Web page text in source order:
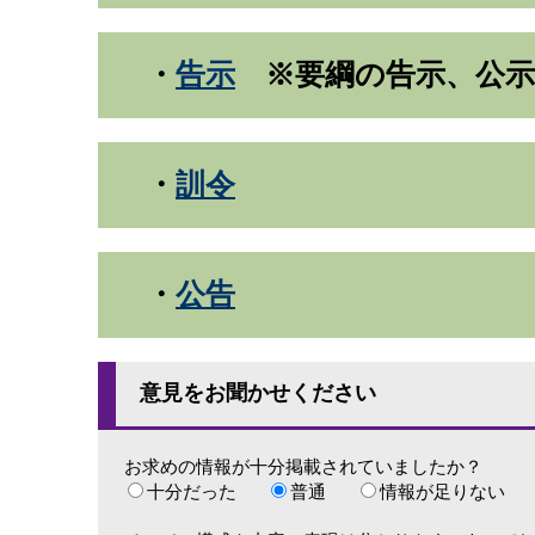
・ 告示 ※要綱の告示、公
・ 訓令
・ 公告
意見をお聞かせください
お求めの情報が十分掲載されていましたか？
十分だった
普通 情報が足りない